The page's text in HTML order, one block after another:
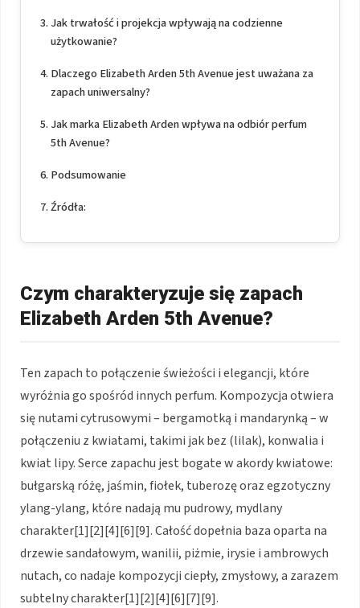
Jak trwałość i projekcja wpływają na codzienne
użytkowanie?
Dlaczego Elizabeth Arden 5th Avenue jest uważana za
zapach uniwersalny?
Jak marka Elizabeth Arden wpływa na odbiór perfum
5th Avenue?
Podsumowanie
Źródła:
Czym charakteryzuje się zapach
Elizabeth Arden 5th Avenue?
Ten zapach to połączenie świeżości i elegancji, które
wyróżnia go spośród innych perfum. Kompozycja otwiera
się nutami cytrusowymi – bergamotką i mandarynką – w
połączeniu z kwiatami, takimi jak bez (lilak), konwalia i
kwiat lipy. Serce zapachu jest bogate w akordy kwiatowe:
bułgarską różę, jaśmin, fiołek, tuberozę oraz egzotyczny
ylang-ylang, które nadają mu pudrowy, mydlany
charakter[1][2][4][6][9]. Całość dopełnia baza oparta na
drzewie sandałowym, wanilii, piżmie, irysie i ambrowych
nutach, co nadaje kompozycji ciepły, zmysłowy, a zarazem
subtelny charakter[1][2][4][6][7][9].